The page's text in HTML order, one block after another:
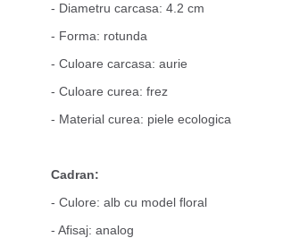
- Diametru carcasa: 4.2 cm
- Forma: rotunda
- Culoare carcasa: aurie
- Culoare curea: frez
- Material curea: piele ecologica
Cadran:
- Culore: alb cu model floral
- Afisaj: analog